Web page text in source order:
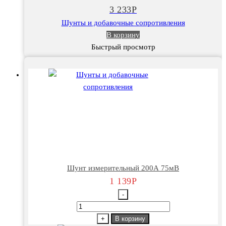
3 233Р
Шунты и добавочные сопротивления
В корзину
Быстрый просмотр
Шунт измерительный 200А 75мВ
1 139Р
-
Количество
+ В корзину